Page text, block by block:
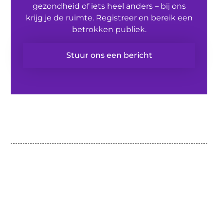
gezondheid of iets heel anders – bij ons
krijg je de ruimte. Registreer en bereik een
betrokken publiek.
Stuur ons een bericht